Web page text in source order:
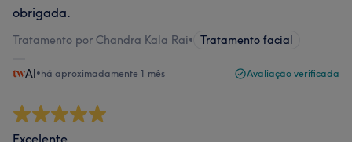
obrigada.
Tratamento por Chandra Kala Rai• Tratamento facial
AI•há aproximadamente 1 mês Avaliação verificada
Excelente